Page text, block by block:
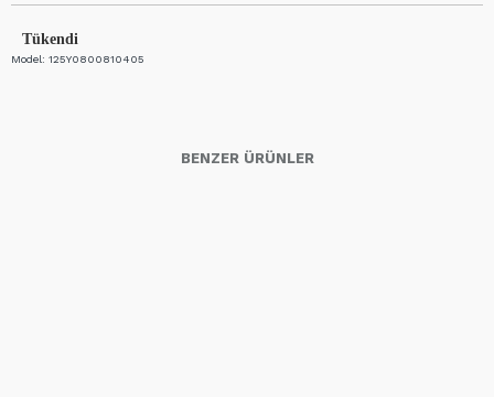
Tükendi
Model: 125Y0800810405
BENZER ÜRÜNLER